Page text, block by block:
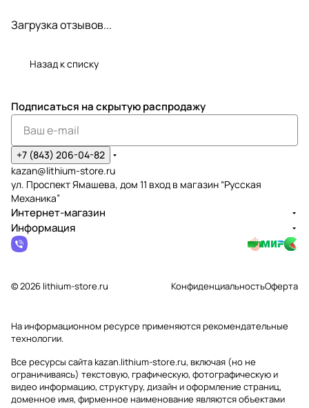
Загрузка отзывов...
Назад к списку
Подписаться на скрытую распродажу
+7 (843) 206-04-82
kazan@lithium-store.ru
ул. Проспект Ямашева, дом 11 вход в магазин “Русская
Механика”
Интернет-магазин
Информация
© 2026 lithium-store.ru КонфиденциальностьОферта
На информационном ресурсе применяютсярекомендательные
технологии.
Все ресурсы сайта kazan.lithium-store.ru, включая (но не
ограничиваясь) текстовую, графическую, фотографическую и
видео информацию, структуру, дизайн и оформление страниц,
доменное имя, фирменное наименование являются объектами